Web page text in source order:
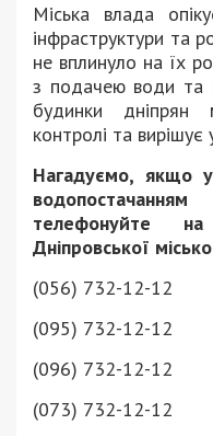
Міська влада
інфраструктури та
не вплинуло на їх
з подачею води та
будинки
контролі та
Нагадуємо, якщо
телефонуйте
Дніпровської
(056) 732-12-12
(095) 732-12-12
(096) 732-12-12
(073) 732-12-12